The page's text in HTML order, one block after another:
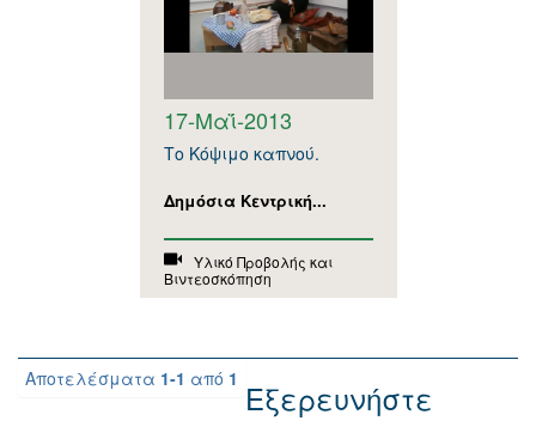
17-Μαΐ-2013
Το Κόψιμο καπνού.
Δημόσια Κεντρική...
Υλικό Προβολής και
Βιντεοσκόπηση
Αποτελέσματα 1-1 από 1 Εξερευνήστε